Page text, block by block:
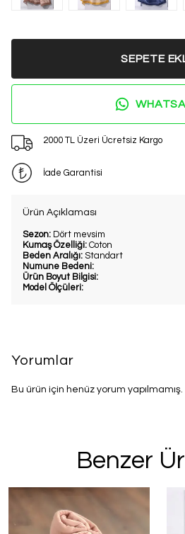
SEPETE
2000 TL Üzeri Ücretsiz Kargo
İade Garantisi
Ürün Açıklaması
Sezon: Dört mevsim
Kumaş Özelliği: Coton
Beden Aralığı: Standart
Numune Bedeni:
Ürün Boyut Bilgisi:
Model Ölçüleri:
Yorumlar
Bu ürün için henüz yorum yapılmamış.
Benzer